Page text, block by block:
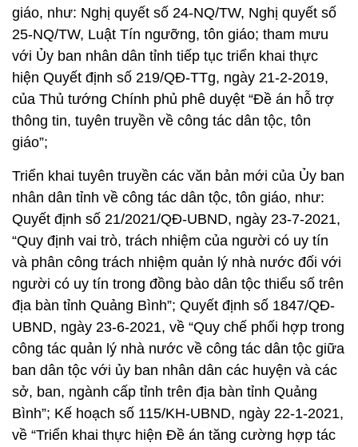
giáo, như: Nghị quyết số 24-NQ/TW, Nghị quyết số
25-NQ/TW, Luật Tín ngưỡng, tôn giáo; tham mưu
với Ủy ban nhân dân tỉnh tiếp tục triển khai thực
hiện Quyết định số 219/QĐ-TTg, ngày 21-2-2019,
của Thủ tướng Chính phủ phê duyệt “Đề án hỗ trợ
thông tin, tuyên truyền về công tác dân tộc, tôn
giáo”;
Triển khai tuyên truyền các văn bản mới của Ủy ban
nhân dân tỉnh về công tác dân tộc, tôn giáo, như:
Quyết định số 21/2021/QĐ-UBND, ngày 23-7-2021,
“Quy định vai trò, trách nhiệm của người có uy tín
và phân công trách nhiệm quản lý nhà nước đối với
người có uy tín trong đồng bào dân tộc thiểu số trên
địa bàn tỉnh Quảng Bình”; Quyết định số 1847/QĐ-
UBND, ngày 23-6-2021, về “Quy chế phối hợp trong
công tác quản lý nhà nước về công tác dân tộc giữa
ban dân tộc với ủy ban nhân dân các huyện và các
sở, ban, ngành cấp tỉnh trên địa bàn tỉnh Quảng
Bình”; Kế hoạch số 115/KH-UBND, ngày 22-1-2021,
về “Triển khai thực hiện Đề án tăng cường hợp tác